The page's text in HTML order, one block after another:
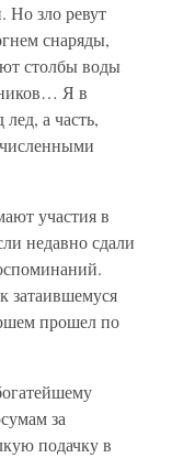
Но зло ревут
снаряды,
столбы воды
Я в
а часть,
участия в
недавно сдали
затаившемуся
прошел по
за
подачку в